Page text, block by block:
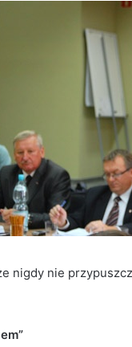
nigdy nie